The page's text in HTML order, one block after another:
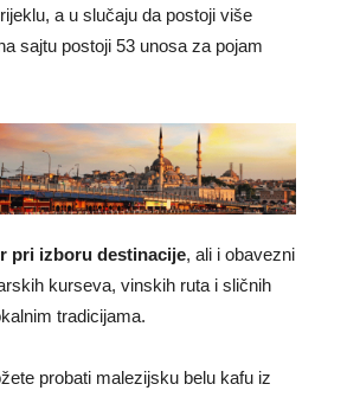
a u slučaju da postoji više
sajtu postoji 53 unosa za pojam
pri izboru destinacije, ali i obavezni
kurseva, vinskih ruta i sličnih
tradicijama.
probati malezijsku belu kafu iz